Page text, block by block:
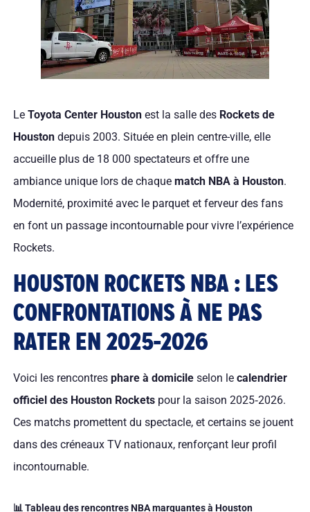
Le Toyota Center Houstonest la salle des Rockets de
Houstondepuis 2003. Située en plein centre-ville, elle
accueille plus de 18 000 spectateurs et offre une
ambiance unique lors de chaque match NBA à Houston.
Modernité, proximité avec le parquet et ferveur des fans
en font un passage incontournable pour vivre l’expérience
Rockets.
HOUSTON ROCKETS NBA : LES
CONFRONTATIONS À NE PAS
RATER EN 2025-2026
Voici les rencontres phare à domicileselon le calendrier
officiel des Houston Rocketspour la saison 2025‑2026.
Ces matchs promettent du spectacle, et certains se jouent
dans des créneaux TV nationaux, renforçant leur profil
incontournable.
📊 Tableau des rencontres NBA marquantes à Houston